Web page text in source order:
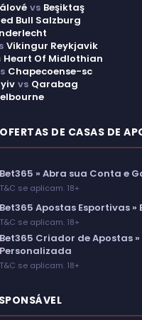
vs Beşiktaş
Bull Salzburg
Vikingur Reykjavik
Heart Of Midlothian
Chapecoense-sc
vs Qarabag
DE CASAS DE
Bet365 » Abra sua Conta e
T&C se aplicam. 18+
Bet365 Apostas Esportivas »
T&C se aplicam. 18+
Bet365 Criador de Apostas
Personalizada
T&C se aplicam. 18+